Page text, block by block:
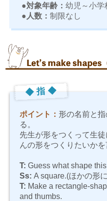
●対象年齢： 幼児～小学
●人数： 制限なし
◆ 指 ◆
ポイント： 形の名前と
る。
先生が形をつくって生
んの形をつくりたいかを
T: Guess what shape
Ss: A square.(ほかの形
T: Make a rectangle-
and thumbs.